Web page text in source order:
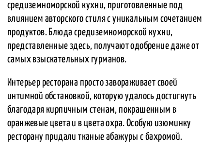
средиземноморской кухни, приготовленные под
влиянием авторского стиля с уникальным сочетанием
продуктов. Блюда средиземноморской кухни,
представленные здесь, получают одобрение даже от
самых взыскательных гурманов.
Интерьер ресторана просто завораживает своей
интимной обстановкой, которую удалось достигнуть
благодаря кирпичным стенам, покрашенным в
оранжевые цвета и в цвета охра. Особую изюминку
ресторану придали тканые абажуры с бахромой.